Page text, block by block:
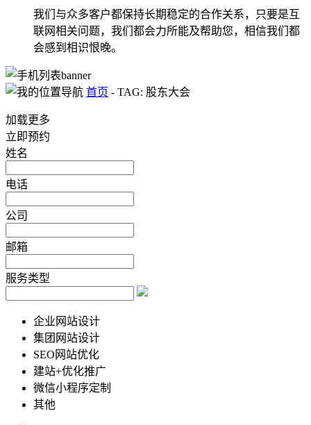
我们与众多客户都保持长期稳定的合作关系，只要是互
联网相关问题，我们都会力所能及帮助您，相信我们都
会感到相识恨晚。
首页 - TAG: 股东大会
加载更多
立即预约
姓名
电话
公司
邮箱
服务类型
企业网站设计
集团网站设计
SEO网站优化
建站+优化推广
微信小程序定制
其他